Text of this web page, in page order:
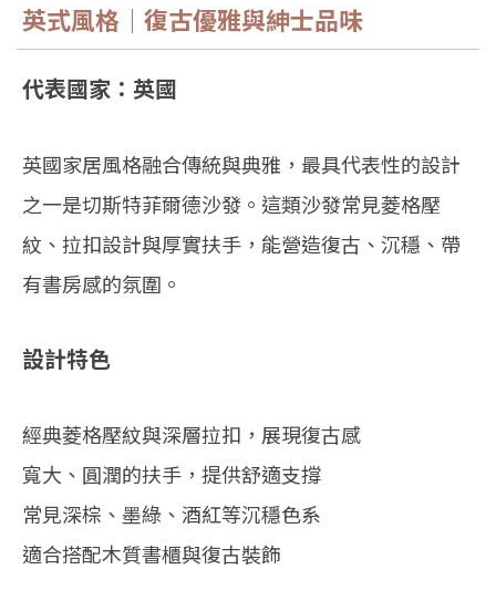
英式風格｜復古優雅與紳士品味
代表國家：英國
英國家居風格融合傳統與典雅，最具代表性的設計
之一是切斯特菲爾德沙發。這類沙發常見菱格壓
紋、拉扣設計與厚實扶手，能營造復古、沉穩、帶
有書房感的氛圍。
設計特色
經典菱格壓紋與深層拉扣，展現復古感
寬大、圓潤的扶手，提供舒適支撐
常見深棕、墨綠、酒紅等沉穩色系
適合搭配木質書櫃與復古裝飾